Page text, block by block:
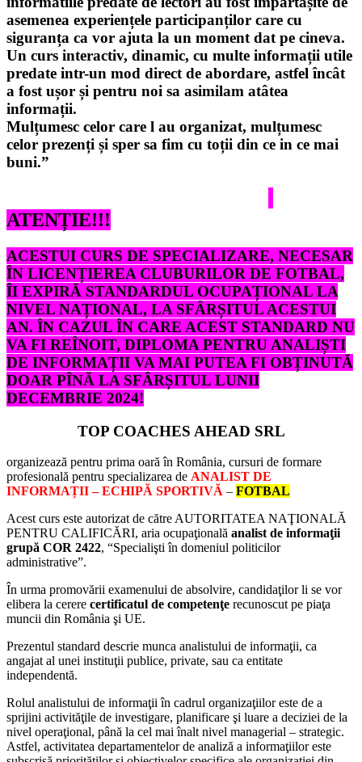
asemenea experiențele participanților care cu
siguranța ca vor ajuta la un moment dat pe cineva.
Un curs interactiv, dinamic, cu multe informații utile
predate intr-un mod direct de abordare, astfel încât
a fost ușor și pentru noi sa asimilam atâtea
informații.
Mulțumesc celor care l au organizat, mulțumesc
celor prezenți și sper sa fim cu toții din ce in ce mai
buni.”
ATENȚIE!!!
ACESTUI CURS DE SPECIALIZARE, NECESAR
ÎN LICENȚIEREA CLUBURILOR DE FOTBAL,
ÎI EXPIRĂ STANDARDUL OCUPAȚIONAL LA
NIVEL NAȚIONAL, LA SFÂRȘITUL ACESTUI
AN. ÎN CAZUL ÎN CARE ACEST STANDARD NU
VA FI REÎNOIT, DIPLOMA PENTRU ANALIȘTI
DE INFORMAȚII VA MAI PUTEA FI OBȚINUTĂ
DOAR PÎNĂ LA SFÂRȘITUL LUNII
DECEMBRIE 2024!
TOP COACHES AHEAD SRL
organizează pentru prima oară în România, cursuri de formare
profesională pentru specializarea de ANALIST DE
INFORMAȚII – ECHIPĂ SPORTIVĂ – FOTBAL
Acest curs este autorizat de către AUTORITATEA NAŢIONALĂ
PENTRU CALIFICĂRI, aria ocupaţională analist de informaţii
grupă COR 2422, “Specialişti în domeniul politicilor
administrative”.
În urma promovării examenului de absolvire, candidaţilor li se vor
elibera la cerere certificatul de competenţe recunoscut pe piaţa
muncii din România şi UE.
Prezentul standard descrie munca analistului de informaţii, ca
angajat al unei instituţii publice, private, sau ca entitate
independentă.
Rolul analistului de informaţii în cadrul organizaţiilor este de a
sprijini activităţile de investigare, planificare şi luare a deciziei de la
nivel operaţional, până la cel mai înalt nivel managerial – strategic.
Astfel, activitatea departamentelor de analiză a informaţiilor este